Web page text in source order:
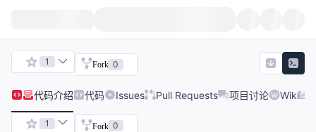
1 Fork 0
代码介绍 代码 Issues Pull Requests 项目讨论 Wiki
1 Fork 0